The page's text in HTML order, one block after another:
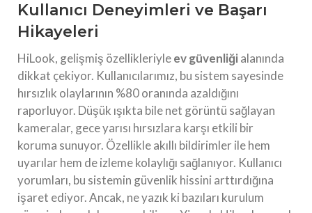
Kullanıcı Deneyimleri ve Başarı
Hikayeleri
HiLook, gelişmiş özellikleriyleev güvenliğialanında
dikkat çekiyor. Kullanıcılarımız, bu sistem sayesinde
hırsızlık olaylarının %80 oranında azaldığını
raporluyor. Düşük ışıkta bile net görüntü sağlayan
kameralar, gece yarısı hırsızlara karşı etkili bir
koruma sunuyor. Özellikle akıllı bildirimler ile hem
uyarılar hem de izleme kolaylığı sağlanıyor. Kullanıcı
yorumları, bu sistemin güvenlik hissini arttırdığına
işaret ediyor. Ancak, ne yazık ki bazıları kurulum